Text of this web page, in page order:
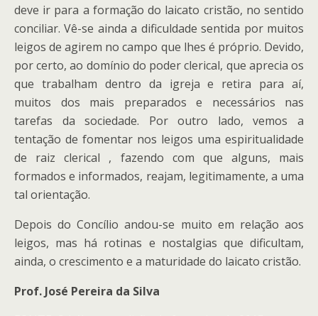
deve ir para a formação do laicato cristão, no sentido
conciliar. Vê-se ainda a dificuldade sentida por muitos
leigos de agirem no campo que lhes é próprio. Devido,
por certo, ao domínio do poder clerical, que aprecia os
que trabalham dentro da igreja e retira para aí,
muitos dos mais preparados e necessários nas
tarefas da sociedade. Por outro lado, vemos a
tentação de fomentar nos leigos uma espiritualidade
de raiz clerical , fazendo com que alguns, mais
formados e informados, reajam, legitimamente, a uma
tal orientação.
Depois do Concílio andou-se muito em relação aos
leigos, mas há rotinas e nostalgias que dificultam,
ainda, o crescimento e a maturidade do laicato cristão.
Prof. José Pereira da Silva